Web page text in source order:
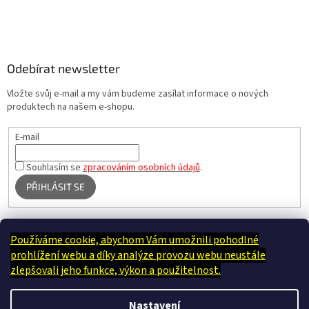
Používáme cookie, abychom Vám umožnili pohodlné
prohlížení webu a díky analýze provozu webu neustále
zlepšovali jeho funkce, výkon a použitelnost.
Nastavení
Odebírat newsletter
Vložte svůj e-mail a my vám budeme zasílat informace o nových
produktech na našem e-shopu.
E-mail
Souhlasím sezpracováním osobních údajů.
PŘIHLÁSIT SE
Terapie Kamínek - Dotek, který utiší tělo i duši